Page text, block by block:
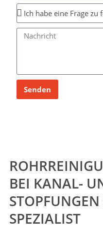
Senden
BEI KANAL-
SPEZIALIST